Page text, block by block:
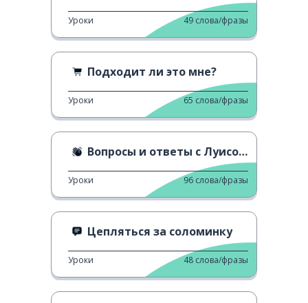
Уроки 49 слова/фразы
Подходит ли это мне?
Уроки 65 слова/фразы
Вопросы и ответы с Луисом Салом.
Уроки 96 слова/фразы
Цепляться за соломинку
Уроки 48 слова/фразы